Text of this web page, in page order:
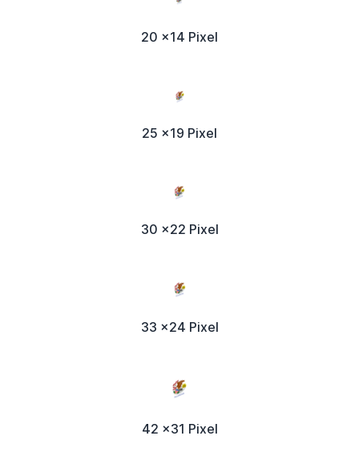
20 x14 Pixel
25 x19 Pixel
30 x22 Pixel
33 x24 Pixel
42 x31 Pixel